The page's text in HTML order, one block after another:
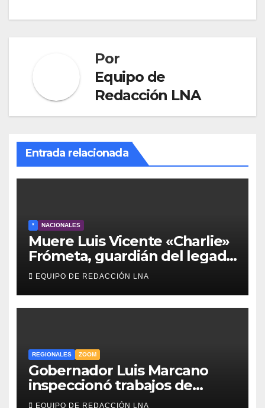
Por
Equipo de
Redacción LNA
Entrada relacionada
* NACIONALES
Muere Luis Vicente «Charlie»
Frómeta, guardián del legado
musical de la Billo’s Caracas
Boys
EQUIPO DE REDACCIÓN LNA
REGIONALES ZOOM
Gobernador Luis Marcano
inspeccionó trabajos de
rehabilitación en al Av.
EQUIPO DE REDACCIÓN LNA